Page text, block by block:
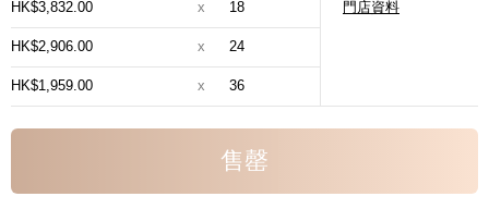
門店資料
HK$3,832.00 x 18
HK$2,906.00 x 24
HK$1,959.00 x 36
售罄